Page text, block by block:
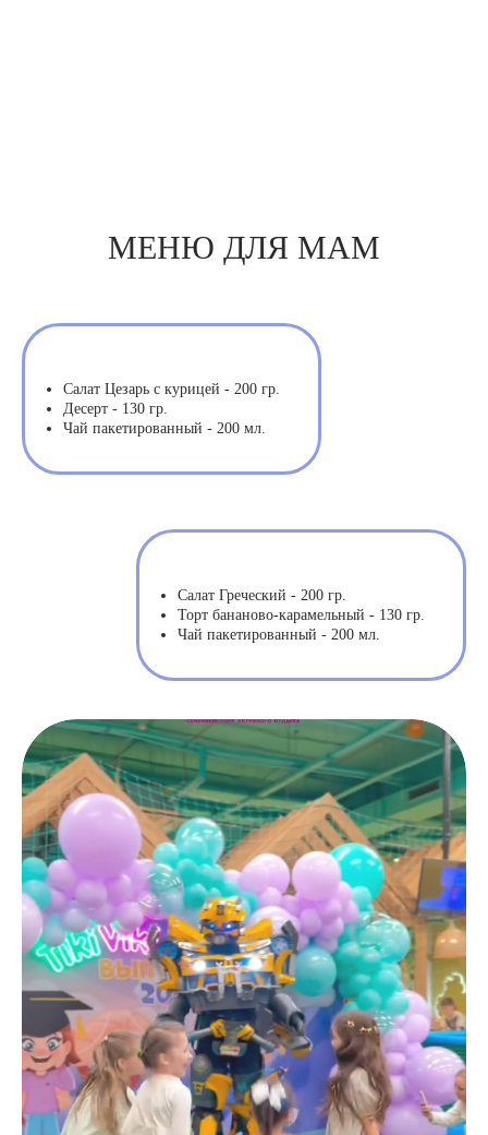
МЕНЮ ДЛЯ МАМ
Салат Цезарь с курицей - 200 гр.
Десерт - 130 гр.
Чай пакетированный - 200 мл.
Салат Греческий - 200 гр.
Торт бананово-карамельный - 130 гр.
Чай пакетированный - 200 мл.